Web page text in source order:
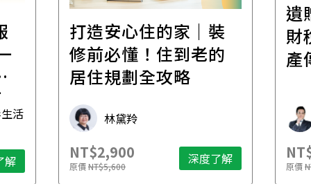
活
解
打造安心住的家｜裝
修前必懂！住到老的
居住規劃全攻略
林黛羚
NT$2,900
原價NT$5,600 深度了解
遺
財
產
原價